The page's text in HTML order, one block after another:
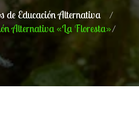
de Educación Alternativa
Alternativa «La Floresta»